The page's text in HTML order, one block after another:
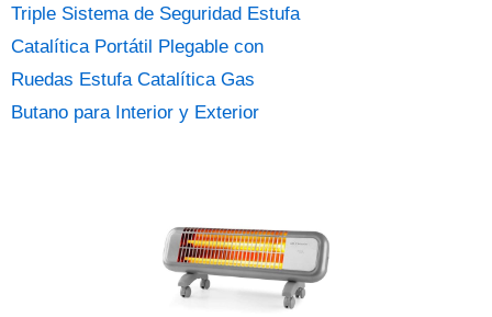
Triple Sistema de Seguridad Estufa
Catalítica Portátil Plegable con
Ruedas Estufa Catalítica Gas
Butano para Interior y Exterior